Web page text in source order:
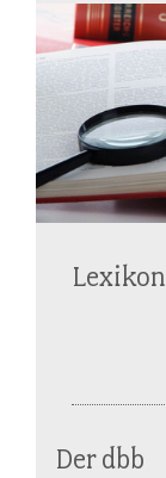
Lexikon
Der dbb